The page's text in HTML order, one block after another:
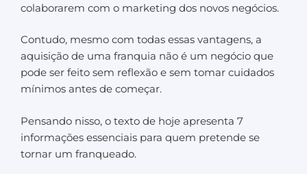
colaborarem com o marketing dos novos negócios.
Contudo, mesmo com todas essas vantagens, a
aquisição de uma franquia não é um negócio que
pode ser feito sem reflexão e sem tomar cuidados
mínimos antes de começar.
Pensando nisso, o texto de hoje apresenta 7
informações essenciais para quem pretende se
tornar um franqueado.